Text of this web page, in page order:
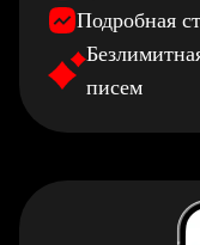
Подробная
писем